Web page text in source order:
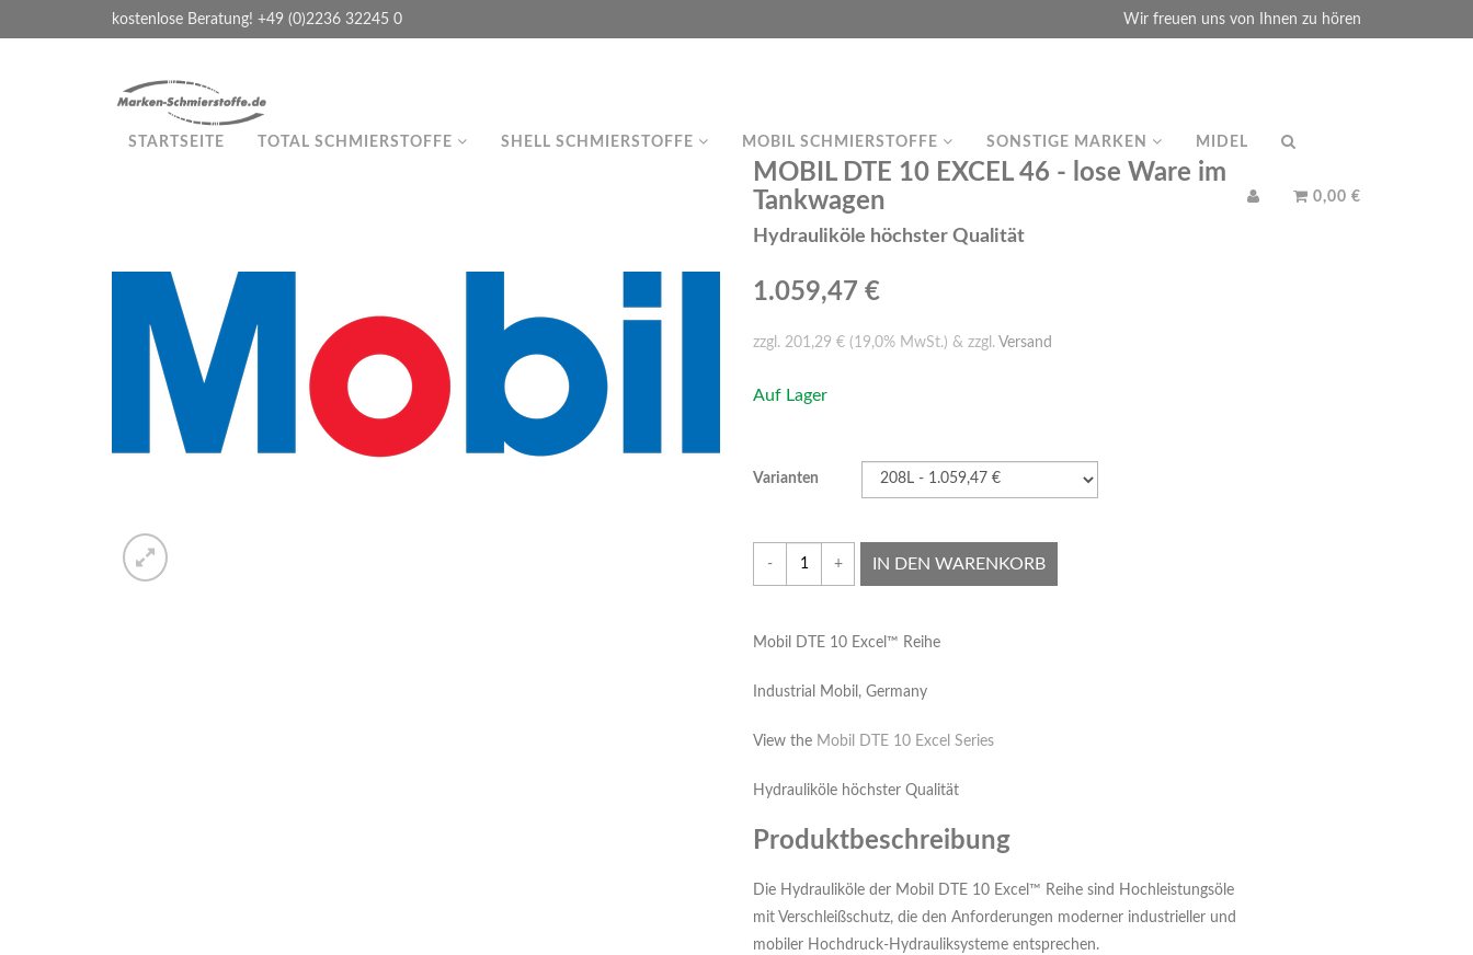
kostenlose Beratung! +49 (0)2236 32245 0 Wir freuen uns von Ihnen zu hören
STARTSEITE TOTAL SCHMIERSTOFFE SHELL SCHMIERSTOFFE MOBIL SCHMIERSTOFFE SONSTIGE MARKEN MIDEL
0,00 €
MOBIL DTE 10 EXCEL 46 - lose Ware im
Tankwagen
Hydrauliköle höchster Qualität
1.059,47 €
zzgl. 201,29 € (19,0% MwSt.) & zzgl. Versand
Auf Lager
Varianten
- + IN DEN WARENKORB
Mobil DTE 10 Excel™ Reihe
Industrial Mobil, Germany
View the Mobil DTE 10 Excel Series
Hydrauliköle höchster Qualität
Produktbeschreibung
Die Hydrauliköle der Mobil DTE 10 Excel™ Reihe sind Hochleistungsöle
mit Verschleißschutz, die den Anforderungen moderner industrieller und
mobiler Hochdruck-Hydrauliksysteme entsprechen.